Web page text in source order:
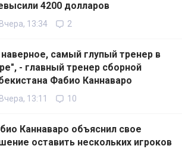
4200 долларов
Вчера, 13:34 2
наверное, самый глупый тренер в
- главный тренер сборной
Фабио Каннаваро
Вчера, 13:11 10
Каннаваро объяснил свое
оставить нескольких игроков